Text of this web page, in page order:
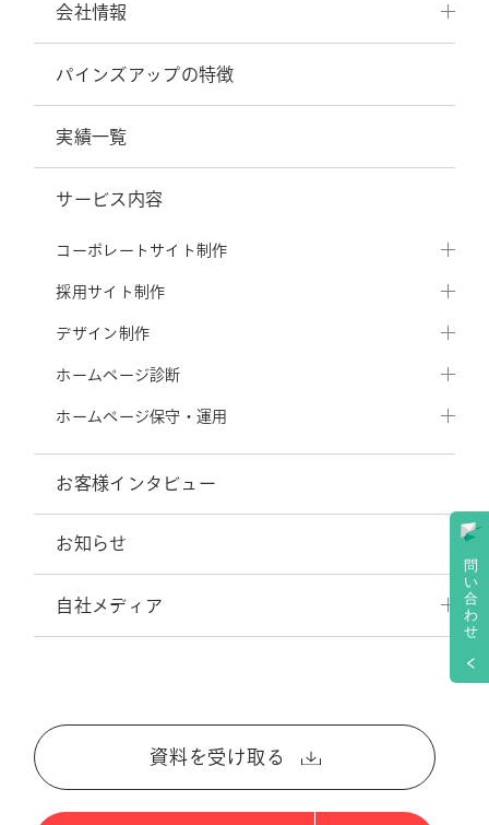
問
い
合
わ
せ
会社情報
パインズアップの特徴
実績一覧
サービス内容
コーポレートサイト制作
採用サイト制作
デザイン制作
ホームページ診断
ホームページ保守・運用
お客様インタビュー
お知らせ
自社メディア
資料を受け取る